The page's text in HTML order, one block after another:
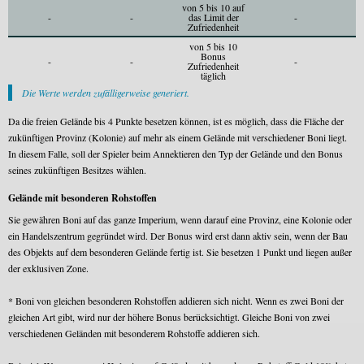
- -
von 5 bis 10 auf
das Limit der
Zufriedenheit
-
- -
von 5 bis 10
Bonus
Zufriedenheit
täglich
-
Die Werte werden zufälligerweise generiert.
Da die freien Gelände bis 4 Punkte besetzen können, ist es möglich, dass die Fläche der
zukünftigen Provinz (Kolonie) auf mehr als einem Gelände mit verschiedener Boni liegt.
In diesem Falle, soll der Spieler beim Annektieren den Typ der Gelände und den Bonus
seines zukünftigen Besitzes wählen.
Gelände mit besonderen Rohstoffen
Sie gewähren Boni auf das ganze Imperium, wenn darauf eine Provinz, eine Kolonie oder
ein Handelszentrum gegründet wird. Der Bonus wird erst dann aktiv sein, wenn der Bau
des Objekts auf dem besonderen Gelände fertig ist. Sie besetzen 1 Punkt und liegen außer
der exklusiven Zone.
* Boni von gleichen besonderen Rohstoffen addieren sich nicht. Wenn es zwei Boni der
gleichen Art gibt, wird nur der höhere Bonus berücksichtigt. Gleiche Boni von zwei
verschiedenen Geländen mit besonderem Rohstoffe addieren sich.